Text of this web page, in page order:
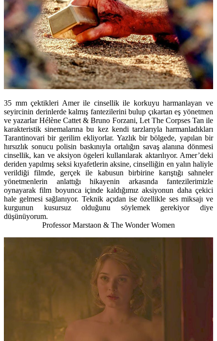
35 mm çektikleri Amer ile cinsellik ile korkuyu harmanlayan ve
seyircinin derinlerde kalmış fantezilerini bulup çıkartan eş yönetmen
ve yazarlar Hélène Cattet & Bruno Forzani, Let The Corpses Tan ile
karakteristik sinemalarına bu kez kendi tarzlarıyla harmanladıkları
Tarantinovari bir gerilim ekliyorlar. Yazlık bir bölgede, yapılan bir
hırsızlık sonucu polisin baskınıyla ortalığın savaş alanına dönmesi
cinsellik, kan ve aksiyon ögeleri kullanılarak aktarılıyor. Amer’deki
deriden yapılmış seksi kıyafetlerin aksine, cinselliğin en yalın haliyle
verildiği filmde, gerçek ile kabusun birbirine karıştığı sahneler
yönetmenlerin anlattığı hikayenin arkasında fantezilerimizle
oynayarak film boyunca içinde kaldığımız aksiyonun daha çekici
hale gelmesi sağlanıyor. Teknik açıdan ise özellikle ses miksajı ve
kurgunun kusursuz olduğunu söylemek gerekiyor diye
düşünüyorum.
Professor Marstaon & The Wonder Women